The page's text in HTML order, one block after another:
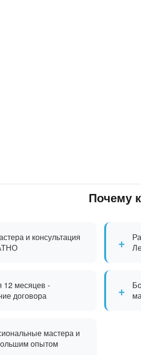
Почему
и консультация
+
12 месяцев -
договора
+
мастера и
опытом